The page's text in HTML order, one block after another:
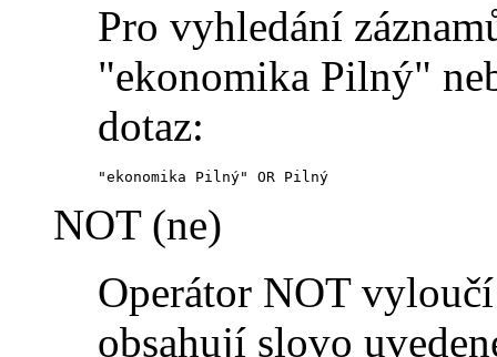
Pro vyhledání
"ekonomika Pilný"
dotaz:
"ekonomika Pilný" OR Pilný
NOT (ne)
Operátor NOT
obsahují slovo